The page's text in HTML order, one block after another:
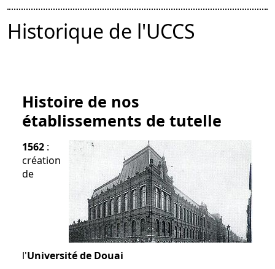
Historique de l'UCCS
Histoire de nos
établissements de tutelle
1562 :
création
de
l'Université de Douai